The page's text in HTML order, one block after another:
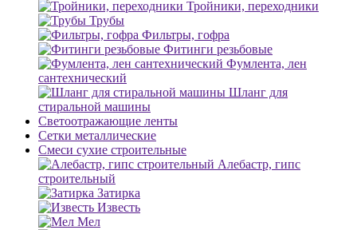
Тройники, переходники
Трубы
Фильтры, гофра
Фитинги резьбовые
Фумлента, лен
сантехнический
Шланг для
стиральной машины
Светоотражающие ленты
Сетки металлические
Смеси сухие строительные
Алебастр, гипс
строительный
Затирка
Известь
Мел